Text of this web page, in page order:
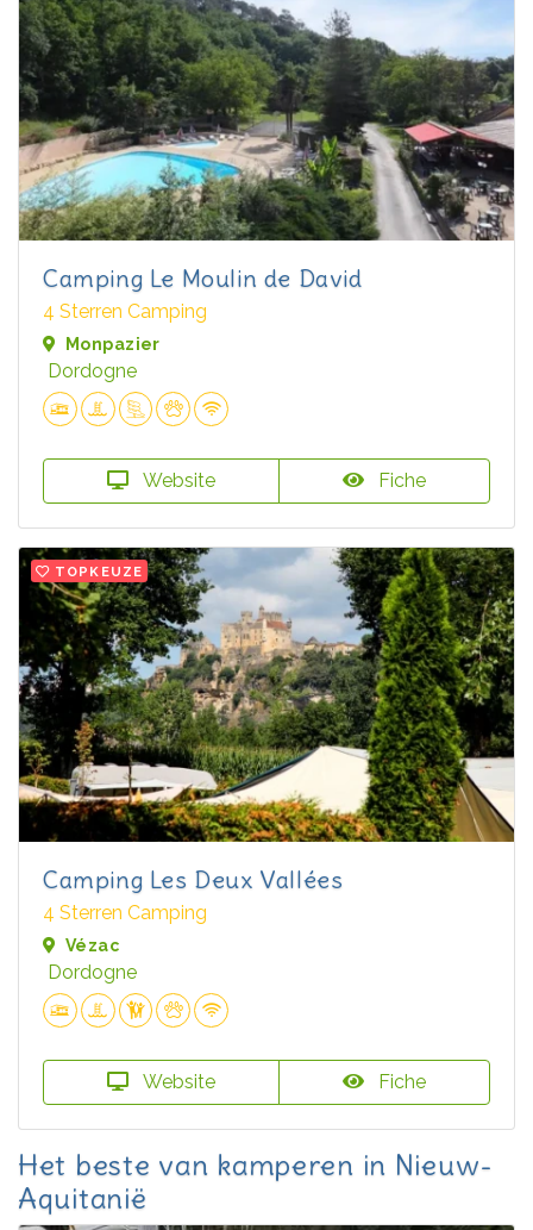
Camping Le Moulin de David
4 Sterren Camping
Monpazier
Dordogne
Website Fiche
TOPKEUZE
Camping Les Deux Vallées
4 Sterren Camping
Vézac
Dordogne
Website Fiche
Het beste van kamperen in Nieuw-
Aquitanië